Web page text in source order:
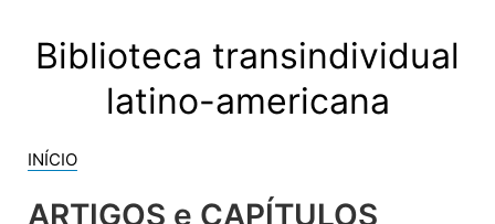
contentBiblioteca transindividual
latino-americana
INÍCIO
ARTIGOS e CAPÍTULOS